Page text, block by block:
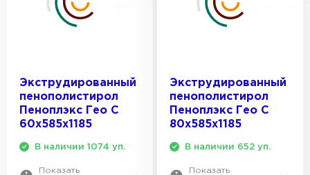
Экструдированный
пенополистирол
Пеноплэкс Гео С
60х585х1185
В наличии 1074 уп.
Показать
Экструдированный
пенополистирол
Пеноплэкс Гео С
80х585х1185
В наличии 652 уп.
Показать
Гипсокартон